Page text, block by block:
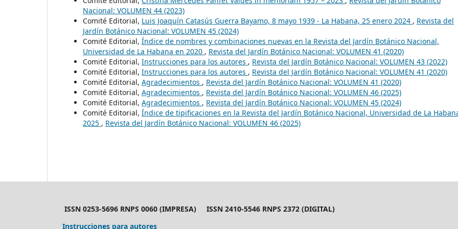
Nacional: VOLUMEN 44 (2023)
Comité Editorial, Luis Joaquín Catasús Guerra Bayamo, 8 mayo 1939 - La Habana, 25 enero 2024 , Revista del
Jardín Botánico Nacional: VOLUMEN 45 (2024)
Comité Editorial, Índice de nombres y combinaciones nuevas en la Revista del Jardín Botánico Nacional,
Universidad de La Habana en 2020 , Revista del Jardín Botánico Nacional: VOLUMEN 41 (2020)
Comité Editorial, Instrucciones para los autores , Revista del Jardín Botánico Nacional: VOLUMEN 43 (2022)
Comité Editorial, Instrucciones para los autores , Revista del Jardín Botánico Nacional: VOLUMEN 41 (2020)
Comité Editorial, Agradecimientos , Revista del Jardín Botánico Nacional: VOLUMEN 41 (2020)
Comité Editorial, Agradecimientos , Revista del Jardín Botánico Nacional: VOLUMEN 46 (2025)
Comité Editorial, Agradecimientos , Revista del Jardín Botánico Nacional: VOLUMEN 45 (2024)
Comité Editorial, Índice de tipificaciones en la Revista del Jardín Botánico Nacional, Universidad de La
2025 , Revista del Jardín Botánico Nacional: VOLUMEN 46 (2025)
ISSN 0253-5696 RNPS 0060 (IMPRESA) ISSN 2410-5546 RNPS 2372 (DIGITAL)
Instrucciones para autores